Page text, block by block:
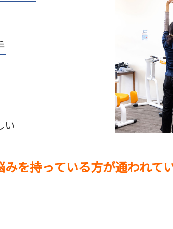
い
みを持っている方が通われて